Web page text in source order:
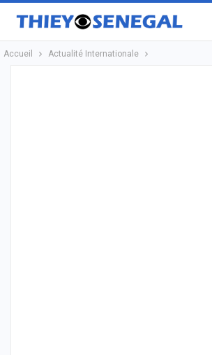
Accueil Actualité Internationale